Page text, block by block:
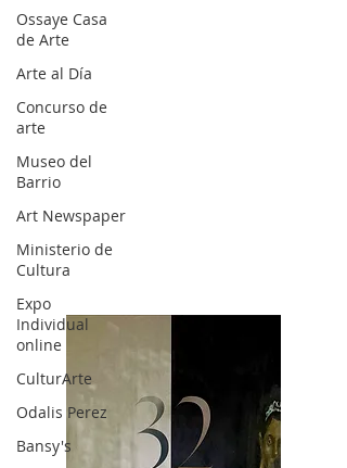
Ossaye Casa
de Arte
Arte al Día
Concurso de
arte
Museo del
Barrio
Art Newspaper
Ministerio de
Cultura
Expo
Individual
online
CulturArte
Odalis Perez
Bansy's